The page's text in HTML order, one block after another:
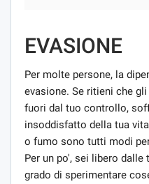
EVASIONE
Per molte persone, la
evasione. Se ritieni che
fuori dal tuo controllo,
insoddisfatto della tua
o fumo sono tutti modi
Per un po', sei libero
grado di sperimentare